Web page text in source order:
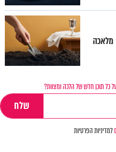
מלאכה
כל תוכן חדש של הלכה ומצוות?
למדיניות הפרטיות